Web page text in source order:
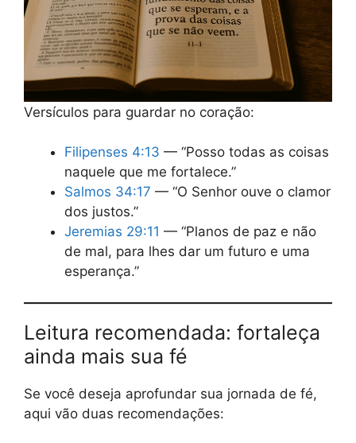
Versículos para guardar no coração:
Filipenses 4:13 — “Posso todas as coisas
naquele que me fortalece.”
Salmos 34:17 — “O Senhor ouve o clamor
dos justos.”
Jeremias 29:11 — “Planos de paz e não
de mal, para lhes dar um futuro e uma
esperança.”
Leitura recomendada: fortaleça
ainda mais sua fé
Se você deseja aprofundar sua jornada de fé,
aqui vão duas recomendações: